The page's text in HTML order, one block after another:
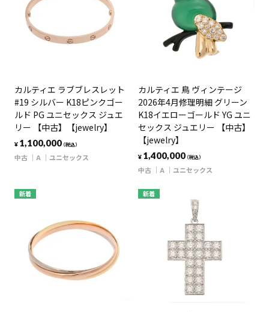
カルティエ ラブブレスレット
#19 シルバー K18ピンクゴー
ルド PG ユニセックス ジュエ
リー 【中古】【jewelry】
¥ 1,100,000（税込）
中古 A ユニセックス
カルティエ 鳥 ヴィンテージ
2026年4月修理明細 グリーン
K18イエローゴールド YG ユニ
セックス ジュエリー 【中古】
【jewelry】
¥ 1,400,000（税込）
中古 A ユニセックス
新着 新着